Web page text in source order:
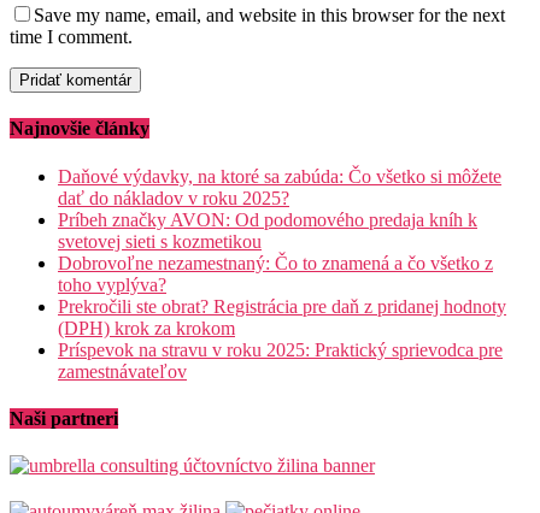
Save my name, email, and website in this browser for the next
time I comment.
Najnovšie články
Daňové výdavky, na ktoré sa zabúda: Čo všetko si môžete
dať do nákladov v roku 2025?
Príbeh značky AVON: Od podomového predaja kníh k
svetovej sieti s kozmetikou
Dobrovoľne nezamestnaný: Čo to znamená a čo všetko z
toho vyplýva?
Prekročili ste obrat? Registrácia pre daň z pridanej hodnoty
(DPH) krok za krokom
Príspevok na stravu v roku 2025: Praktický sprievodca pre
zamestnávateľov
Naši partneri